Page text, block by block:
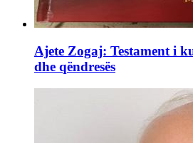
Ajete Zogaj: Testament i
dhe qëndresës